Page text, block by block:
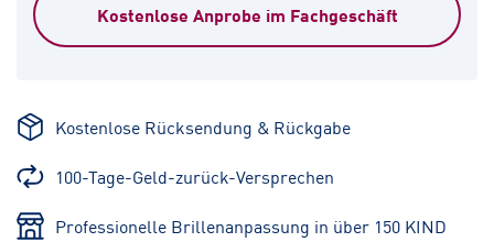
Kostenlose Anprobe im Fachgeschäft
Kostenlose Rücksendung & Rückgabe
100-Tage-Geld-zurück-Versprechen
Professionelle Brillenanpassung in über 150 KIND